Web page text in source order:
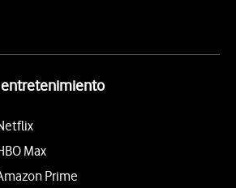
Max
Prime